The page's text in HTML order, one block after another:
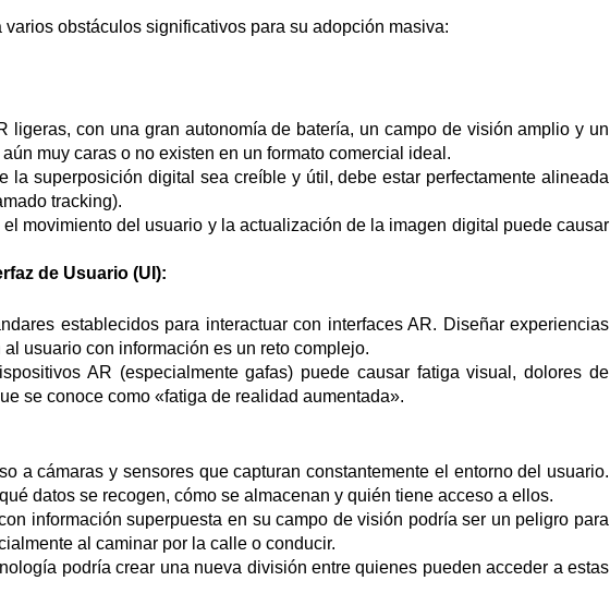
obstáculos significativos para su adopción masiva:
ligeras, con una gran autonomía de batería, un campo de visión amplio y un
muy caras o no existen en un formato comercial ideal.
la superposición digital sea creíble y útil, debe estar perfectamente alineada
tracking).
movimiento del usuario y la actualización de la imagen digital puede causar
de Usuario (UI):
establecidos para interactuar con interfaces AR. Diseñar experiencias
usuario con información es un reto complejo.
AR (especialmente gafas) puede causar fatiga visual, dolores de
se conoce como «fatiga de realidad aumentada».
a cámaras y sensores que capturan constantemente el entorno del usuario.
datos se recogen, cómo se almacenan y quién tiene acceso a ellos.
información superpuesta en su campo de visión podría ser un peligro para
al caminar por la calle o conducir.
podría crear una nueva división entre quienes pueden acceder a estas